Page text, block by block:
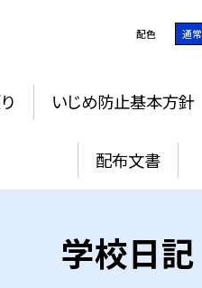
配色 通常
いじめ防止基本方針
配布文書
学校日記